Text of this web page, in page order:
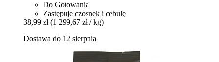
Do Gotowania
Zastępuje czosnek i cebulę
38,99 zł (1 299,67 zł / kg)
Dostawa do 12 sierpnia